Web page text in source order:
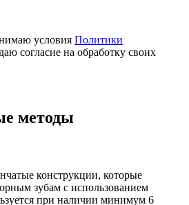
условия Политики
согласие на обработку своих
методы
конструкции, которые
зубам с использованием
при наличии минимум 6